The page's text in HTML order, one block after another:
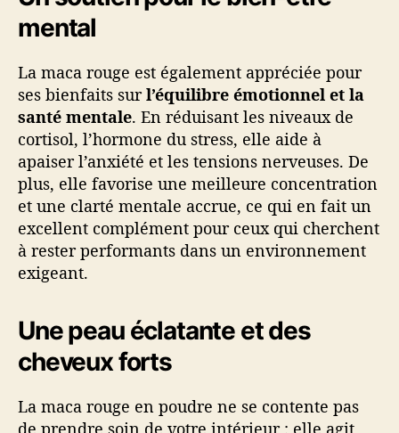
mental
La maca rouge est également appréciée pour
ses bienfaits surl’équilibre émotionnel et la
santé mentale. En réduisant les niveaux de
cortisol, l’hormone du stress, elle aide à
apaiser l’anxiété et les tensions nerveuses. De
plus, elle favorise une meilleure concentration
et une clarté mentale accrue, ce qui en fait un
excellent complément pour ceux qui cherchent
à rester performants dans un environnement
exigeant.
Une peau éclatante et des
cheveux forts
La maca rouge en poudre ne se contente pas
de prendre soin de votre intérieur : elle agit